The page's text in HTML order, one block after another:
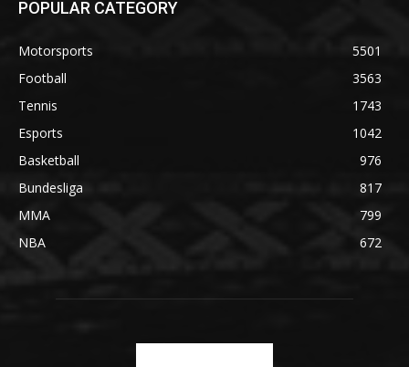
POPULAR CATEGORY
Motorsports
5501
Football
3563
Tennis
1743
Esports
1042
Basketball
976
Bundesliga
817
MMA
799
NBA
672